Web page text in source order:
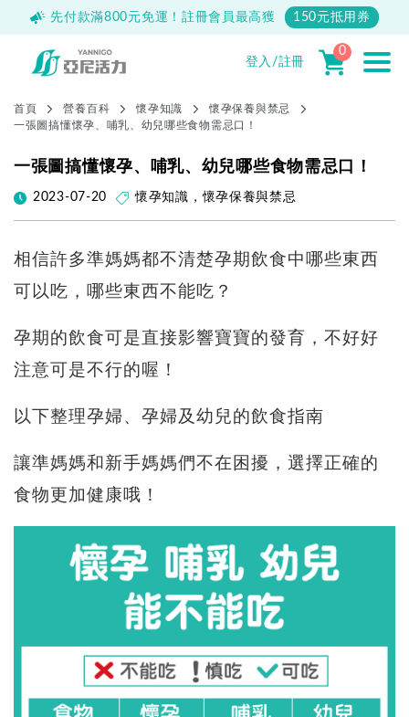
先付款滿800元免運！註冊會員最高獲 150元抵用券
登入/註冊
0
首頁 營養百科 懷孕知識
懷孕保養與禁忌
一張圖搞懂懷孕、哺乳、幼兒哪些食物需忌口！
一張圖搞懂懷孕、哺乳、幼兒哪些食物需忌口！
2023-07-20 懷孕知識 ，懷孕保養與禁忌
相信許多準媽媽都不清楚孕期飲食中哪些東西
可以吃，哪些東西不能吃？
孕期的飲食可是直接影響寶寶的發育，不好好
注意可是不行的喔！
以下整理孕婦、孕婦及幼兒的飲食指南
讓準媽媽和新手媽媽們不在困擾，選擇正確的
食物更加健康哦！